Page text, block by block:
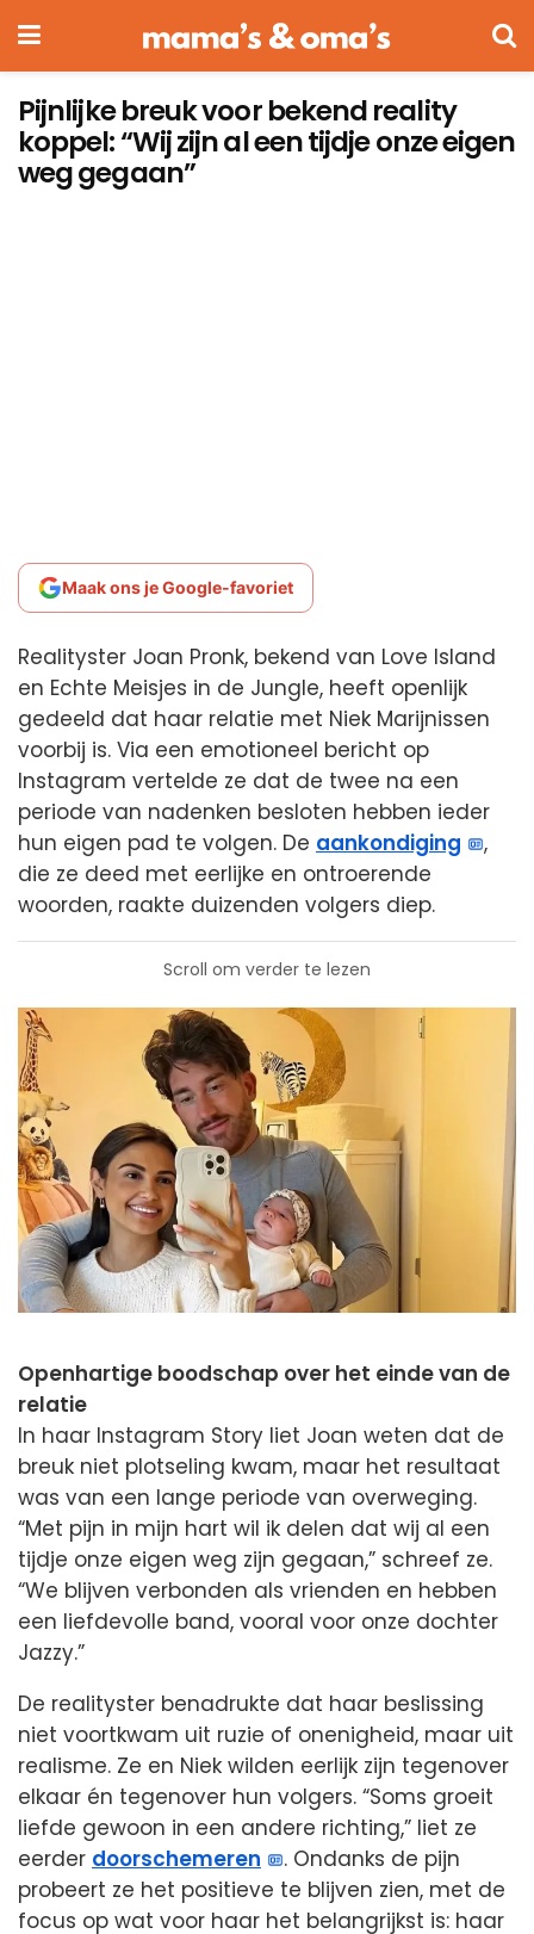
Pijnlijke breuk voor bekend reality
koppel: “Wij zijn al een tijdje onze eigen
weg gegaan”
Maak ons je Google-favoriet
Realityster Joan Pronk, bekend van Love Island
en Echte Meisjes in de Jungle, heeft openlijk
gedeeld dat haar relatie met Niek Marijnissen
voorbij is. Via een emotioneel bericht op
Instagram vertelde ze dat de twee na een
periode van nadenken besloten hebben ieder
hun eigen pad te volgen. De aankondiging
,
die ze deed met eerlijke en ontroerende
woorden, raakte duizenden volgers diep.
Scroll om verder te lezen
Openhartige boodschap over het einde van de
relatie
In haar Instagram Story liet Joan weten dat de
breuk niet plotseling kwam, maar het resultaat
was van een lange periode van overweging.
“Met pijn in mijn hart wil ik delen dat wij al een
tijdje onze eigen weg zijn gegaan,” schreef ze.
“We blijven verbonden als vrienden en hebben
een liefdevolle band, vooral voor onze dochter
Jazzy.”
De realityster benadrukte dat haar beslissing
niet voortkwam uit ruzie of onenigheid, maar uit
realisme. Ze en Niek wilden eerlijk zijn tegenover
elkaar én tegenover hun volgers. “Soms groeit
liefde gewoon in een andere richting,” liet ze
eerder doorschemeren
. Ondanks de pijn
probeert ze het positieve te blijven zien, met de
focus op wat voor haar het belangrijkst is: haar